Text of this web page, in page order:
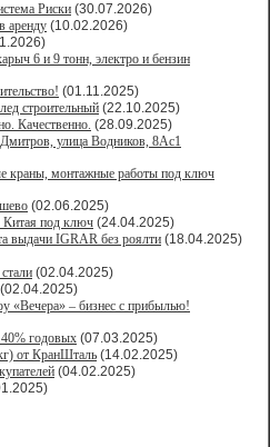
Риски (30.07.2026)
аренду (10.02.2026)
6 и 9 тонн, электро и бензин
(01.11.2025)
строительный (22.10.2025)
Качественно. (28.09.2025)
улица Водников, 8Ас1
краны, монтажные работы под ключ
(02.06.2025)
Китая под ключ (24.04.2025)
выдачи IGRAR без роялти (18.04.2025)
(02.04.2025)
(02.04.2025)
«Вечера» – бизнес с прибылью!
годовых (07.03.2025)
от КранШталь (14.02.2025)
(04.02.2025)